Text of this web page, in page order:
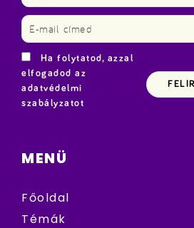
Ha folytatod, azzal
elfogadod az
adatvédelmi
szabályzatot
MENÜ
Főoldal
Témák